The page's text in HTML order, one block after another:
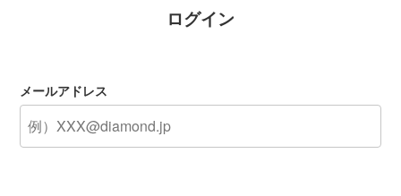
ログイン
メールアドレス